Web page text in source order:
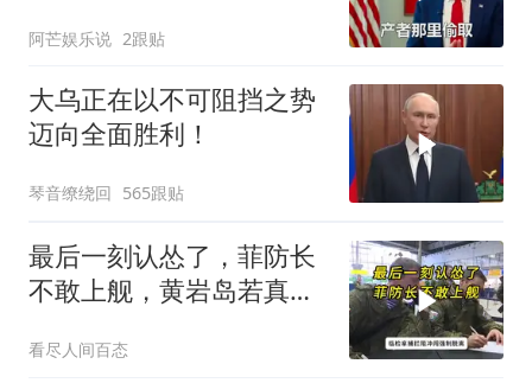
阿芒娱乐说 2跟贴
大乌正在以不可阻挡之势
迈向全面胜利！
琴音缭绕回 565跟贴
最后一刻认怂了，菲防长
不敢上舰，黄岩岛若真打
看尽人间百态